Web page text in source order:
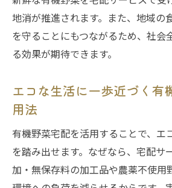
地消が推進されます。また、地域の
を守ることにもつながるため、社会
る効果が期待できます。
エコな生活に一歩近づく有
用法
有機野菜宅配を活用することで、エ
を踏み出せます。なぜなら、宅配サ
加・無保存料の加工品や農薬不使用